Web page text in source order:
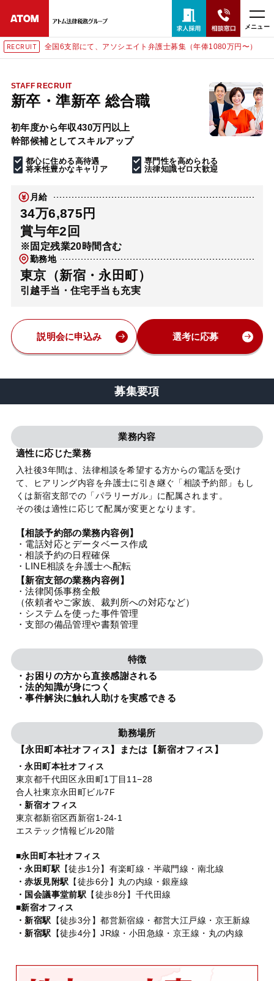
メニュー
RECRUIT 全国6支部にて、アソシエイト弁護士募集（年俸1080万円〜）
STAFF RECRUIT
新卒・準新卒 総合職
初年度から年収430万円以上
幹部候補としてスキルアップ
都心に住める高待遇
専門性を高められる
将来性豊かなキャリア
法律知識ゼロ大歓迎
月給
34万6,875円
賞与年2回
※固定残業20時間含む
勤務地
東京（新宿・永田町）
引越手当・住宅手当も充実
説明会に申込み 選考に応募
募集要項
業務内容
適性に応じた業務
入社後3年間は、法律相談を希望する方からの電話を受け
て、ヒアリング内容を弁護士に引き継ぐ「相談予約部」もし
くは新宿支部での「パラリーガル」に配属されます。
その後は適性に応じて配属が変更となります。
【相談予約部の業務内容例】
・電話対応とデータベース作成
・相談予約の日程確保
・LINE相談を弁護士へ配転
【新宿支部の業務内容例】
・法律関係事務全般
（依頼者やご家族、裁判所への対応など）
・システムを使った事件管理
・支部の備品管理や書類管理
特徴
・お困りの方から直接感謝される
・法的知識が身につく
・事件解決に触れ人助けを実感できる
勤務場所
【永田町本社オフィス】または【新宿オフィス】
・永田町本社オフィス
東京都千代田区永田町1丁目11−28
合人社東京永田町ビル7F
・新宿オフィス
東京都新宿区西新宿1-24-1
エステック情報ビル20階
■永田町本社オフィス
・永田町駅 【徒歩1分】有楽町線・半蔵門線・南北線
・赤坂見附駅 【徒歩6分】丸の内線・銀座線
・国会議事堂前駅 【徒歩8分】千代田線
■新宿オフィス
・新宿駅 【徒歩3分】都営新宿線・都営大江戸線・京王新線
・新宿駅 【徒歩4分】JR線・小田急線・京王線・丸の内線
24時間365日全国対応
無料相談窓口はこちら
電話・LINE・メールで相談予約受付中
ホーム
解決実績
アクセス
弁護士・税理士
お知らせ
特設サイト
法人グループ
プライバシーポリシー 利用規約 内部通報
TikTok受賞 定義集